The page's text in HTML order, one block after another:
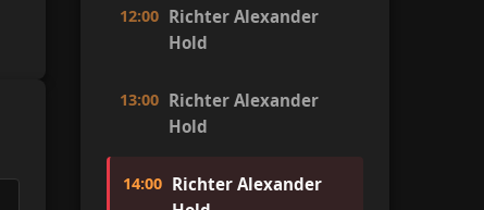
12:00 Richter Alexander
Hold
13:00 Richter Alexander
Hold
14:00 Richter Alexander